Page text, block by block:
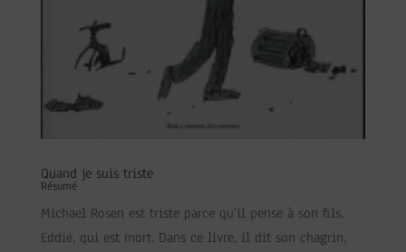
Quand je suis triste
Résumé
Michael Rosen est triste parce qu’il pense à son fils,
Eddie, qui est mort. Dans ce livre, il dit son chagrin,